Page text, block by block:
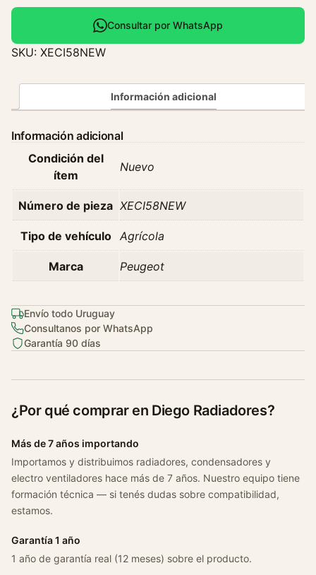
a
o
r
o
P
g
0
1
.
6
6
H
A
ñ
o
2
0
1
Consultar por WhatsApp
SKU: XECI58NEW
Información adicional
Información adicional
Condición del
ítem
Nuevo
Número de pieza XECI58NEW
Tipo de vehículo Agrícola
Marca Peugeot
Envío todo Uruguay
Consultanos por WhatsApp
Garantía 90 días
¿Por qué comprar en Diego Radiadores?
Más de 7 años importando
Importamos y distribuimos radiadores, condensadores y
electro ventiladores hace más de 7 años. Nuestro equipo tiene
formación técnica — si tenés dudas sobre compatibilidad,
estamos.
Garantía 1 año
1 año de garantía real (12 meses) sobre el producto.